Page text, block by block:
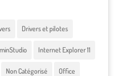
Drivers et pilotes
Internet Explorer 11
Non Catégorisé Office